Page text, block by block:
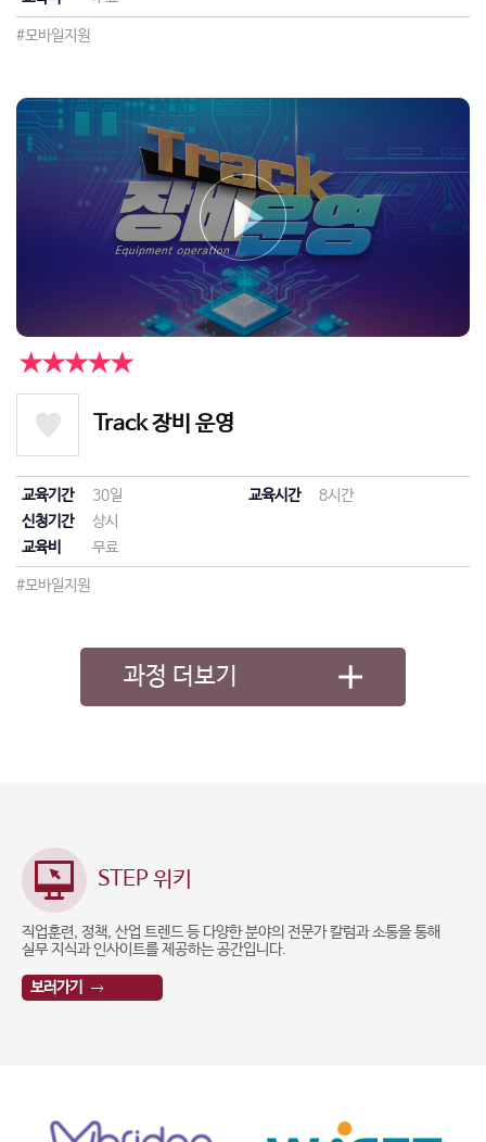
#모바일지원
★★★★★
Track 장비 운영
교육기간 30일 교육시간
8시간
신청기간
상시
교육비
무료
#모바일지원
과정 더보기
STEP 위키
직업훈련, 정책, 산업 트렌드 등 다양한 분야의 전문가 칼럼과 소통을 통해
실무 지식과 인사이트를 제공하는 공간입니다.
보러가기